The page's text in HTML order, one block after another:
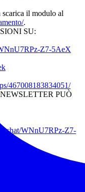
scarica il modulo al
.
SU:
Z7-5AeX
467008183834051/
PUÒ
WNnU7RPz-Z7-